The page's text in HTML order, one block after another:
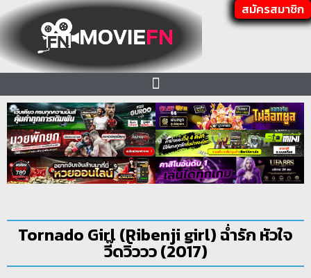
สมัครสมาชิก
Tornado Girl (Ribenji girl) ฉ่ำรัก หัวใจ
วี๊ดวิ้ววว (2017)